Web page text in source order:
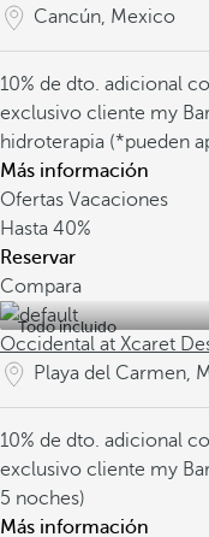
Cancún, Mexico
10% de dto. adicional
exclusivo cliente my
hidroterapia (*pueden
Más información
Ofertas Vacaciones
Hasta 40%
Reservar
Compara
Todo incluido
Occidental at Xcaret
Playa del Carmen,
10% de dto. adicional
exclusivo cliente my
5 noches)
Más información